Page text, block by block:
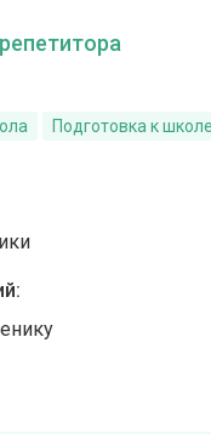
Подготовка к школе